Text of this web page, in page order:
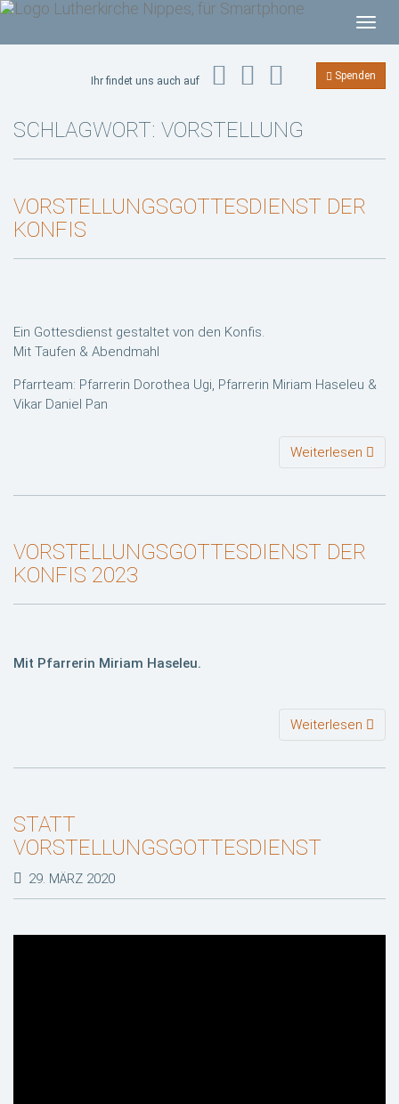
T
o
g
g
n
Ihr findet uns auch auf Spenden
SCHLAGWORT: VORSTELLUNG
VORSTELLUNGSGOTTESDIENST DER
KONFIS
Ein Gottesdienst gestaltet von den Konfis.
Mit Taufen & Abendmahl
Pfarrteam: Pfarrerin Dorothea Ugi, Pfarrerin Miriam Haseleu &
Vikar Daniel Pan
Weiterlesen
VORSTELLUNGSGOTTESDIENST DER
KONFIS 2023
Mit Pfarrerin Miriam Haseleu.
Weiterlesen
STATT
VORSTELLUNGSGOTTESDIENST
29. MÄRZ 2020